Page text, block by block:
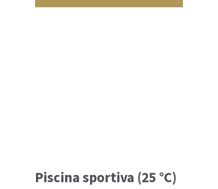
Piscina sportiva (25 °C)